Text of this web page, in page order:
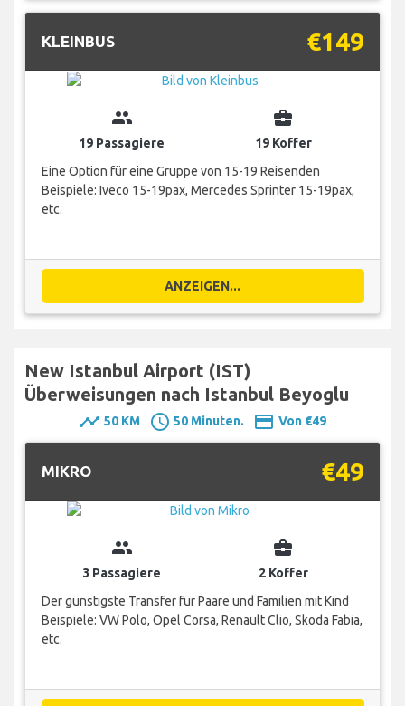
KLEINBUS €149
group
19 Passagiere
business_center
19 Koffer
Eine Option für eine Gruppe von 15-19 Reisenden
Beispiele: Iveco 15-19pax, Mercedes Sprinter 15-19pax,
etc.
ANZEIGEN...
New Istanbul Airport (IST)
Überweisungen nach Istanbul Beyoglu
timeline 50 KM schedule 50 Minuten. payment Von €49
MIKRO €49
group
3 Passagiere
business_center
2 Koffer
Der günstigste Transfer für Paare und Familien mit Kind
Beispiele: VW Polo, Opel Corsa, Renault Clio, Skoda Fabia,
etc.